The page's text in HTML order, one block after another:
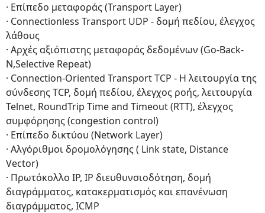
· Επίπεδο μεταφοράς (Transport Layer)
· Connectionless Transport UDP - δομή πεδίου, έλεγχος
λάθους
· Αρχές αξιόπιστης μεταφοράς δεδομένων (Gο-Back-
N,Selective Repeat)
· Connection-Oriented Transport TCP - Η λειτουργία της
σύνδεσης TCP, δομή πεδίου, έλεγχος ροής, λειτουργία
Telnet, RoundTrip Time and Timeout (RTT), έλεγχος
συμφόρησης (congestion control)
· Eπίπεδο δικτύου (Network Layer)
· Αλγόριθμοι δρομολόγησης ( Link state, Distance
Vector)
· Πρωτόκολλο ΙP, IP διευθυνσιοδότηση, δομή
διαγράμματος, κατακερματισμός και επανένωση
διαγράμματος, ICMP